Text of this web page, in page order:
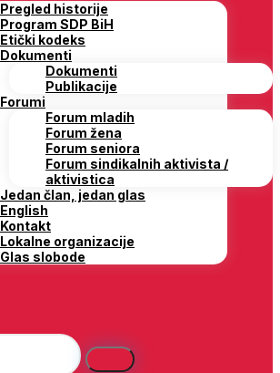
Pregled historije
Program SDP BiH
Etički kodeks
Dokumenti
Dokumenti
Publikacije
Forumi
Forum mladih
Forum žena
Forum seniora
Forum sindikalnih aktivista /
aktivistica
Jedan član, jedan glas
English
Kontakt
Lokalne organizacije
Glas slobode